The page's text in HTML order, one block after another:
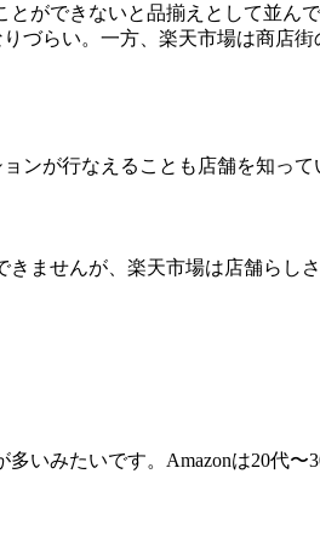
ができないと品揃えとして並
づらい。一方、楽天市場は商店
が行なえることも店舗を知っ
ませんが、楽天市場は店舗らし
いみたいです。Amazonは20代〜